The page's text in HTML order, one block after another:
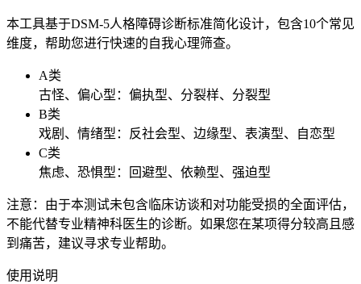
本工具基于DSM-5人格障碍诊断标准简化设计，包含10个常见
维度，帮助您进行快速的自我心理筛查。
A类
古怪、偏心型：偏执型、分裂样、分裂型
B类
戏剧、情绪型：反社会型、边缘型、表演型、自恋型
C类
焦虑、恐惧型：回避型、依赖型、强迫型
注意：由于本测试未包含临床访谈和对功能受损的全面评估，
不能代替专业精神科医生的诊断。如果您在某项得分较高且感
到痛苦，建议寻求专业帮助。
使用说明